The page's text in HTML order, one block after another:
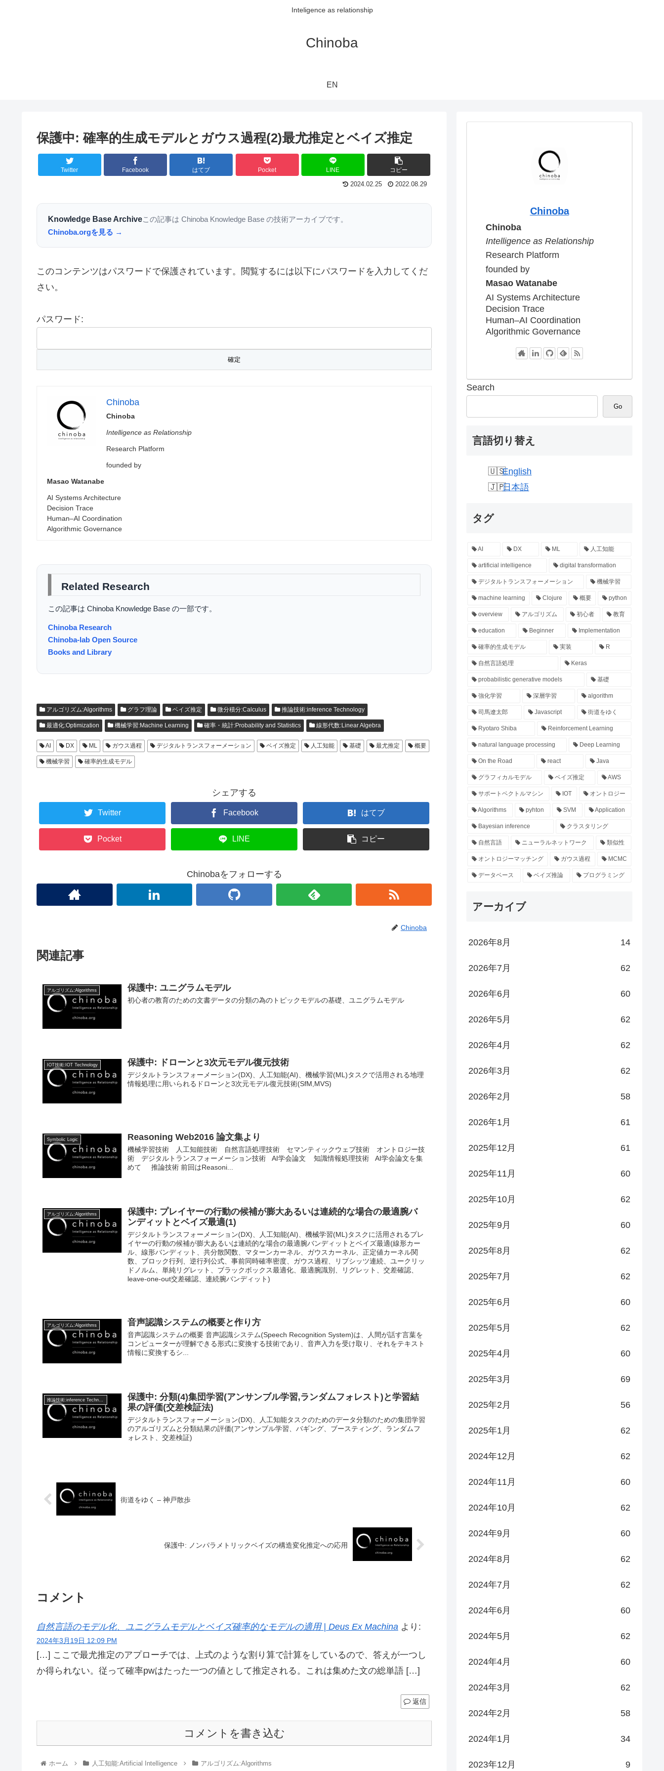
Inteligence as relationship
Chinoba
EN
保護中: 確率的生成モデルとガウス過程(2)最尤推定とベイズ推定
Twitter Facebook はてブ Pocket LINE コピー
2024.02.25 2022.08.29
Knowledge Base Archiveこの記事は Chinoba Knowledge Base の技術アーカイブです。
Chinoba.orgを見る →
このコンテンツはパスワードで保護されています。閲覧するには以下にパスワードを入力してくだ
さい。
パスワード:
Chinoba
Chinoba
Intelligence as Relationship
Research Platform
founded by
Masao Watanabe
AI Systems Architecture
Decision Trace
Human–AI Coordination
Algorithmic Governance
Related Research
この記事は Chinoba Knowledge Base の一部です。
Chinoba Research
Chinoba-lab Open Source
Books and Library
アルゴリズム:Algorithms グラフ理論 ベイズ推定 微分積分:Calculus 推論技術:inference Technology
最適化:Optimization 機械学習:Machine Learning 確率・統計:Probability and Statistics 線形代数:Linear Algebra
AI DX ML ガウス過程 デジタルトランスフォーメーション ベイズ推定 人工知能 基礎 最尤推定 概要
機械学習 確率的生成モデル
シェアする
Twitter Facebook はてブ
Pocket LINE コピー
Chinobaをフォローする
Chinoba
関連記事
アルゴリズム:Algorithms 保護中: ユニグラムモデル
初心者の教育のための文書データの分類の為のトピックモデルの基礎、ユニグラムモデル
IOT技術:IOT Technology 保護中: ドローンと3次元モデル復元技術
デジタルトランスフォーメーション(DX)、人工知能(AI)、機械学習(ML)タスクで活用される地理
情報処理に用いられるドローンと3次元モデル復元技術(SfM,MVS)
Symbolic Logic Reasoning Web2016 論文集より
機械学習技術 人工知能技術 自然言語処理技術 セマンティックウェブ技術 オントロジー技
術 デジタルトランスフォーメーション技術 AI学会論文 知識情報処理技術 AI学会論文を集
めて 推論技術 前回はReasoni...
アルゴリズム:Algorithms
保護中: プレイヤーの行動の候補が膨大あるいは連続的な場合の最適腕バ
ンディットとベイズ最適(1)
デジタルトランスフォーメーション(DX)、人工知能(AI)、機械学習(ML)タスクに活用されるプレ
イヤーの行動の候補が膨大あるいは連続的な場合の最適腕バンディットとベイズ最適(線形カー
ル、線形バンディット、共分散関数、マターンカーネル、ガウスカーネル、正定値カーネル関
数、ブロック行列、逆行列公式、事前同時確率密度、ガウス過程、リプシッツ連続、ユークリッ
ドノルム、単純リグレット、ブラックボックス最適化、最適腕識別、リグレット、交差確認、
leave-one-out交差確認、連続腕バンディット)
アルゴリズム:Algorithms 音声認識システムの概要と作り方
音声認識システムの概要 音声認識システム(Speech Recognition System)は、人間が話す言葉を
コンピューターが理解できる形式に変換する技術であり、音声入力を受け取り、それをテキスト
情報に変換するシ...
推論技術:inference Technology
保護中: 分類(4)集団学習(アンサンブル学習,ランダムフォレスト)と学習結
果の評価(交差検証法)
デジタルトランスフォーメーション(DX)、人工知能タスクのためのデータ分類のための集団学習
のアルゴリズムと分類結果の評価(アンサンブル学習、バギング、ブースティング、ランダムフ
ォレスト、交差検証)
街道をゆく – 神戸散歩
保護中: ノンパラメトリックベイズの構造変化推定への応用
コメント
自然言語のモデル化、ユニグラムモデルとベイズ確率的なモデルの適用 | Deus Ex Machina より:
2024年3月19日 12:09 PM
[…] ここで最尤推定のアプローチでは、上式のような割り算で計算をしているので、答えが一つし
か得られない。従って確率pwはたった一つの値として推定される。これは集めた文の総単語 […]
返信
コメントを書き込む
ホーム 人工知能:Artificial Intelligence アルゴリズム:Algorithms
Chinoba
Chinoba
Intelligence as Relationship
Research Platform
founded by
Masao Watanabe
AI Systems Architecture
Decision Trace
Human–AI Coordination
Algorithmic Governance
Search
Go
言語切り替え
English
日本語
タグ
AI DX ML 人工知能
artificial intelligence digital transformation
デジタルトランスフォーメーション 機械学習
machine learning Clojure 概要 python
overview アルゴリズム 初心者 教育
education Beginner Implementation
確率的生成モデル 実装 R
自然言語処理 Keras
probabilistic generative models 基礎
強化学習 深層学習 algorithm
司馬遼太郎 Javascript 街道をゆく
Ryotaro Shiba Reinforcement Learning
natural language processing Deep Learning
On the Road react Java
グラフィカルモデル ベイズ推定 AWS
サポートベクトルマシン IOT オントロジー
Algorithms pyhton SVM Application
Bayesian inference クラスタリング
自然言語 ニューラルネットワーク 類似性
オントロジーマッチング ガウス過程 MCMC
データベース ベイズ推論 プログラミング
アーカイブ
2026年8月 14
2026年7月 62
2026年6月 60
2026年5月 62
2026年4月 62
2026年3月 62
2026年2月 58
2026年1月 61
2025年12月 61
2025年11月 60
2025年10月 62
2025年9月 60
2025年8月 62
2025年7月 62
2025年6月 60
2025年5月 62
2025年4月 60
2025年3月 69
2025年2月 56
2025年1月 62
2024年12月 62
2024年11月 60
2024年10月 62
2024年9月 60
2024年8月 62
2024年7月 62
2024年6月 60
2024年5月 62
2024年4月 60
2024年3月 62
2024年2月 58
2024年1月 34
2023年12月 9